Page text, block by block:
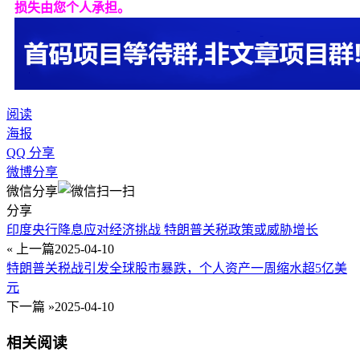
损失由您个人承担。
阅读
海报
QQ 分享
微博分享
微信分享
分享
印度央行降息应对经济挑战 特朗普关税政策或威胁增长
« 上一篇2025-04-10
特朗普关税战引发全球股市暴跌，个人资产一周缩水超5亿美
元
下一篇 »2025-04-10
相关阅读